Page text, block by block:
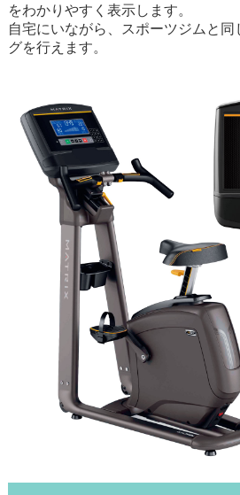
をわかりやすく表示します。
自宅にいながら、スポーツジムと
グを行えます。